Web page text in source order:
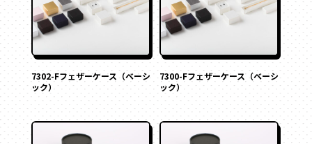
7302-Fフェザーケース（ベーシ
ック）
7300-Fフェザーケース（ベーシ
ック）